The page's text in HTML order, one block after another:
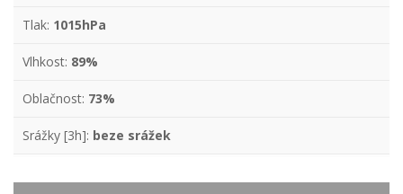
Tlak: 1015hPa
Vlhkost: 89%
Oblačnost: 73%
Srážky [3h]: beze srážek